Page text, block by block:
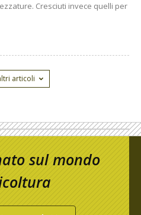
Cresciuti invece quelli per
articoli
sul mondo